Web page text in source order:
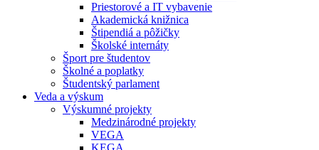
Priestorové a IT vybavenie
Akademická knižnica
Štipendiá a pôžičky
Školské internáty
Šport pre študentov
Školné a poplatky
Študentský parlament
Veda a výskum
Výskumné projekty
Medzinárodné projekty
VEGA
KEGA